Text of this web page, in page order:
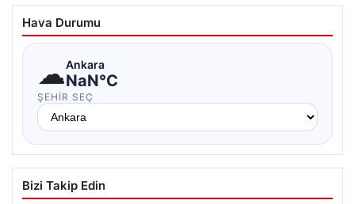
Hava Durumu
☁Ankara
NaN°C
ŞEHIR SEÇ
Bizi Takip Edin